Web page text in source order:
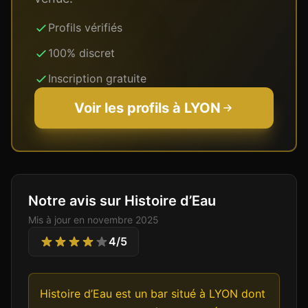
Profils vérifiés
100% discret
Inscription gratuite
Voir les profils à LYON
Notre avis sur Histoire d’Eau
Mis à jour en novembre 2025
4/5
Histoire d’Eau est un bar situé à LYON dont